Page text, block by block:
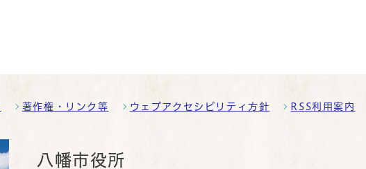
著作権・リンク等 ウェブアクセシビリティ方針 RSS利用案内
八幡市役所